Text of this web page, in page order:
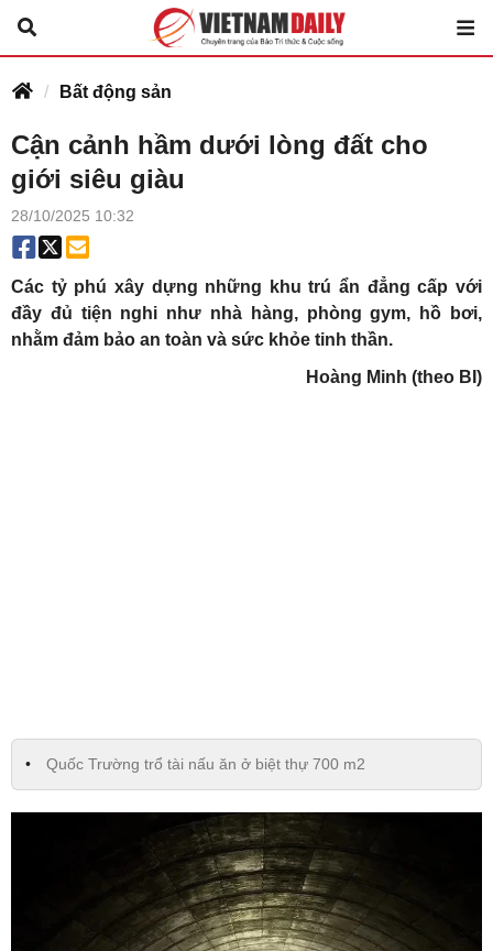
Bất động sản
Cận cảnh hầm dưới lòng đất cho
giới siêu giàu
28/10/2025 10:32
Các tỷ phú xây dựng những khu trú ẩn đẳng cấp với
đầy đủ tiện nghi như nhà hàng, phòng gym, hồ bơi,
nhằm đảm bảo an toàn và sức khỏe tinh thần.
Hoàng Minh (theo BI)
Quốc Trường trổ tài nấu ăn ở biệt thự 700 m2